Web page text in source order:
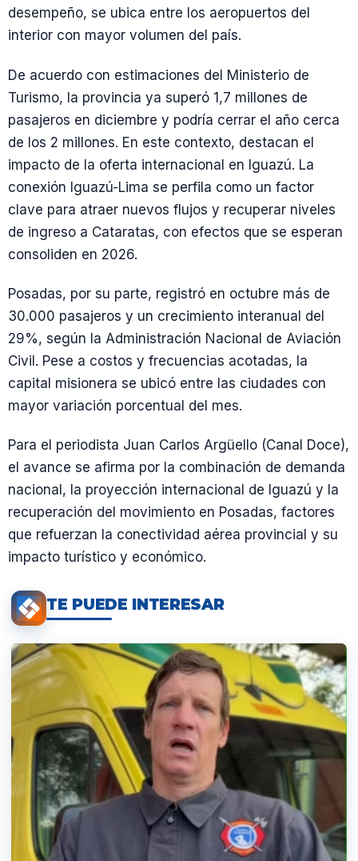
desempeño, se ubica entre los aeropuertos del
interior con mayor volumen del país.
De acuerdo con estimaciones del Ministerio de
Turismo, la provincia ya superó 1,7 millones de
pasajeros en diciembre y podría cerrar el año cerca
de los 2 millones. En este contexto, destacan el
impacto de la oferta internacional en Iguazú. La
conexión Iguazú-Lima se perfila como un factor
clave para atraer nuevos flujos y recuperar niveles
de ingreso a Cataratas, con efectos que se esperan
consoliden en 2026.
Posadas, por su parte, registró en octubre más de
30.000 pasajeros y un crecimiento interanual del
29%, según la Administración Nacional de Aviación
Civil. Pese a costos y frecuencias acotadas, la
capital misionera se ubicó entre las ciudades con
mayor variación porcentual del mes.
Para el periodista Juan Carlos Argüello (Canal Doce),
el avance se afirma por la combinación de demanda
nacional, la proyección internacional de Iguazú y la
recuperación del movimiento en Posadas, factores
que refuerzan la conectividad aérea provincial y su
impacto turístico y económico.
TE PUEDE INTERESAR